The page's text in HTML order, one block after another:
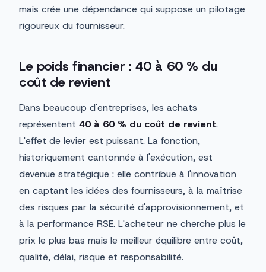
mais crée une dépendance qui suppose un pilotage
rigoureux du fournisseur.
Le poids financier : 40 à 60 % du
coût de revient
Dans beaucoup d'entreprises, les achats
représentent 40 à 60 % du coût de revient.
L'effet de levier est puissant. La fonction,
historiquement cantonnée à l'exécution, est
devenue stratégique : elle contribue à l'innovation
en captant les idées des fournisseurs, à la maîtrise
des risques par la sécurité d'approvisionnement, et
à la performance RSE. L'acheteur ne cherche plus le
prix le plus bas mais le meilleur équilibre entre coût,
qualité, délai, risque et responsabilité.